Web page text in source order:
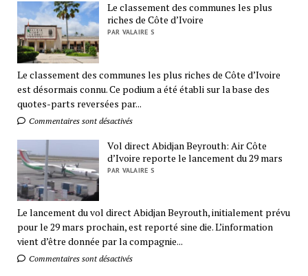
Le classement des communes les plus
riches de Côte d’Ivoire
PAR VALAIRE S
Le classement des communes les plus riches de Côte d’Ivoire
est désormais connu. Ce podium a été établi sur la base des
quotes-parts reversées par...
Commentaires sont désactivés
Vol direct Abidjan Beyrouth: Air Côte
d’Ivoire reporte le lancement du 29 mars
PAR VALAIRE S
Le lancement du vol direct Abidjan Beyrouth, initialement prévu
pour le 29 mars prochain, est reporté sine die. L’information
vient d’être donnée par la compagnie...
Commentaires sont désactivés